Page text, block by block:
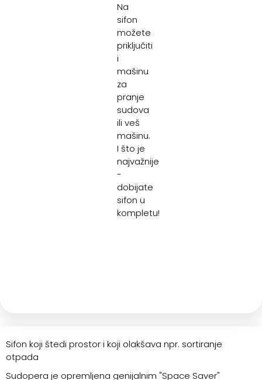
Na
sifon
možete
priključiti
i
mašinu
za
pranje
sudova
ili veš
mašinu.
I što je
najvažnije
-
dobijate
sifon u
kompletu!
Sifon koji štedi prostor i koji olakšava npr. sortiranje
otpada
Sudopera je opremljena genijalnim "Space Saver"